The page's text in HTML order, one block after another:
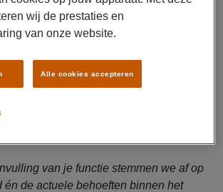
gegevensinvoer en rapportages
van teams en afdelingen bij dagelijkse
analyseren van gegevens in
systemen en zorgen voor
bij kostenramingen, overzichten en
van je functie stemmen we af op
én de actuele behoeften binnen het
wij de prestaties en
van onze website.
Alle cookies accepteren